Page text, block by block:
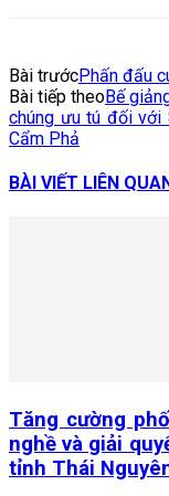
Bài trướcPhấn đấu
Bài tiếp theoBế
chúng ưu tú đối
Cẩm Phả
BÀI VIẾT LIÊN
Tăng cường
nghề và giải
tỉnh Thái